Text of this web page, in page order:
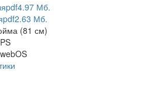
pdf4.97 Мб.
pdf2.63 Мб.
(81 см)
webOS